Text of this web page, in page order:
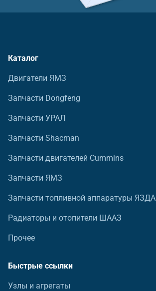
Каталог
Двигатели ЯМЗ
Запчасти Dongfeng
Запчасти УРАЛ
Запчасти Shacman
Запчасти двигателей Cummins
Запчасти ЯМЗ
Запчасти топливной аппаратуры ЯЗДА
Радиаторы и отопители ШААЗ
Прочее
Быстрые ссылки
Узлы и агрегаты